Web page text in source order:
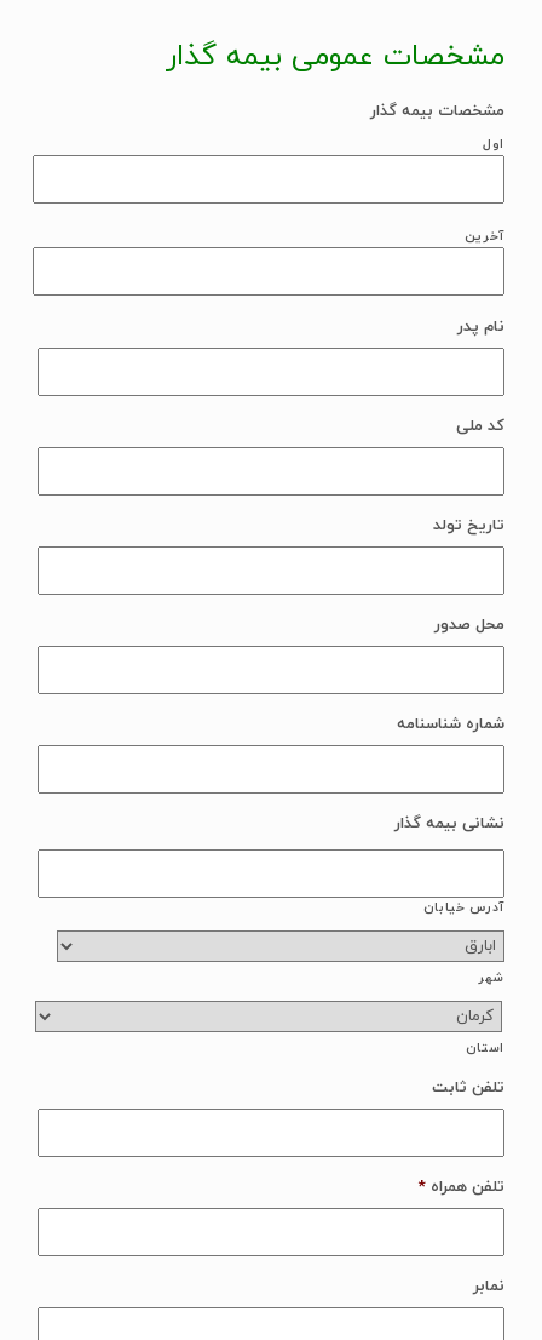
مشخصات عمومی بیمه گذار
مشخصات بیمه گذار
اول
آخرین
نام پدر
کد ملی
تاریخ تولد
Format:
MM
DD
slash
YYYY
محل صدور
شماره شناسنامه
نشانی بیمه گذار
آدرس خیابان
شهر
استان
تلفن ثابت
تلفن همراه *
نمابر